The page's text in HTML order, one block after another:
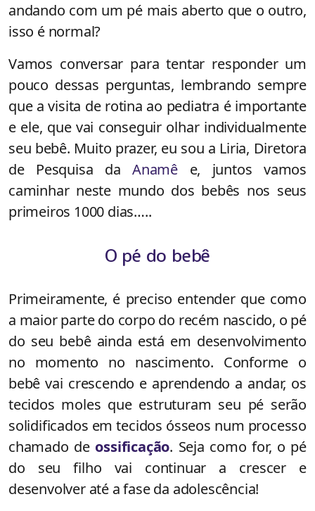
andando com um pé mais aberto que o outro,
isso é normal?
Vamos conversar para tentar responder um
pouco dessas perguntas, lembrando sempre
que a visita de rotina ao pediatra é importante
e ele, que vai conseguir olhar individualmente
seu bebê. Muito prazer, eu sou a Liria, Diretora
de Pesquisa da
Anamê e, juntos vamos
caminhar neste mundo dos bebês nos seus
primeiros 1000 dias…..
O pé do bebê
Primeiramente, é preciso entender que como
a maior parte do corpo do recém nascido, o pé
do seu bebê ainda está em desenvolvimento
no momento no nascimento. Conforme o
bebê vai crescendo e aprendendo a andar, os
tecidos moles que estruturam seu pé serão
solidificados em tecidos ósseos num processo
chamado de ossificação. Seja como for, o pé
do seu filho vai continuar a crescer e
desenvolver até a fase da adolescência!